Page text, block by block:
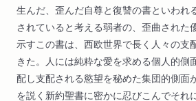
生んだ、歪んだ自尊と復讐の書といわれ
されていると考える弱者の、歪曲された
示すこの書は、西欧世界で長く人々の支
きた。人には純粋な愛を求める個人的側
配し支配される慾望を秘めた集団的側面
を説く新約聖書に密かに忍びこんでそれ